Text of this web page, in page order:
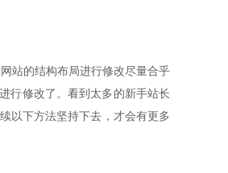
站的结构布局进行修改尽量合乎
行修改了。看到太多的新手站长
以下方法坚持下去，才会有更多